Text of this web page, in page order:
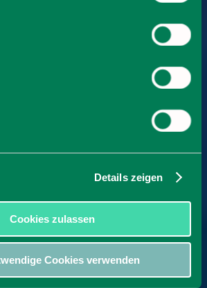
Details zeigen
Cookies zulassen
Cookies verwenden